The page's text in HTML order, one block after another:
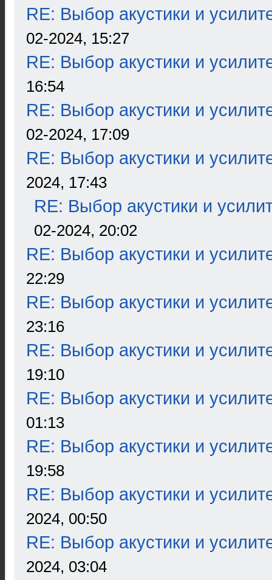
RE: Выбор акустики и
02-2024, 15:27
RE: Выбор акустики и
16:54
RE: Выбор акустики и
02-2024, 17:09
RE: Выбор акустики и
2024, 17:43
RE: Выбор акустики и
02-2024, 20:02
RE: Выбор акустики и
22:29
RE: Выбор акустики и
23:16
RE: Выбор акустики и
19:10
RE: Выбор акустики и
01:13
RE: Выбор акустики и
19:58
RE: Выбор акустики и
2024, 00:50
RE: Выбор акустики и
2024, 03:04